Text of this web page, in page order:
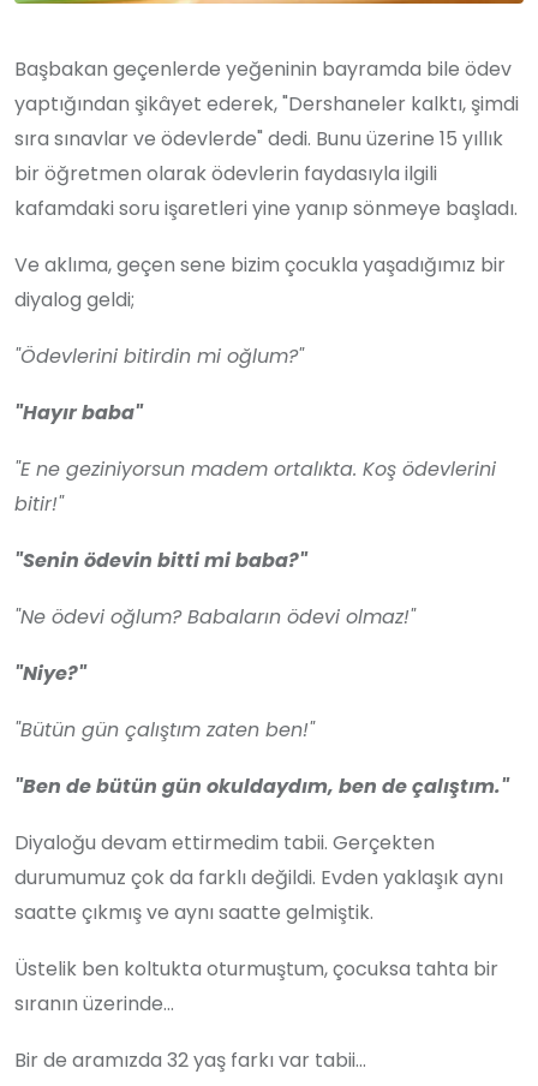
Başbakan geçenlerde yeğeninin bayramda bile ödev
yaptığından şikâyet ederek, "Dershaneler kalktı, şimdi
sıra sınavlar ve ödevlerde" dedi. Bunu üzerine 15 yıllık
bir öğretmen olarak ödevlerin faydasıyla ilgili
kafamdaki soru işaretleri yine yanıp sönmeye başladı.
Ve aklıma, geçen sene bizim çocukla yaşadığımız bir
diyalog geldi;
"Ödevlerini bitirdin mi oğlum?"
"Hayır baba"
"E ne geziniyorsun madem ortalıkta. Koş ödevlerini
bitir!"
"Senin ödevin bitti mi baba?"
"Ne ödevi oğlum? Babaların ödevi olmaz!"
"Niye?"
"Bütün gün çalıştım zaten ben!"
"Ben de bütün gün okuldaydım, ben de çalıştım."
Diyaloğu devam ettirmedim tabii. Gerçekten
durumumuz çok da farklı değildi. Evden yaklaşık aynı
saatte çıkmış ve aynı saatte gelmiştik.
Üstelik ben koltukta oturmuştum, çocuksa tahta bir
sıranın üzerinde…
Bir de aramızda 32 yaş farkı var tabii…